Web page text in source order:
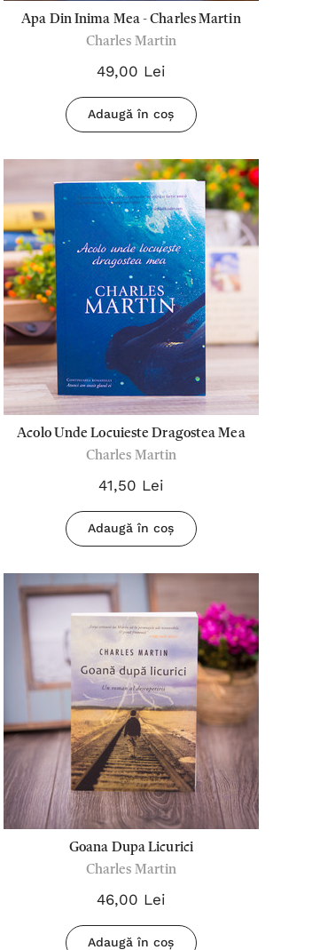
Apa Din Inima Mea - Charles Martin
Charles Martin
49,00 Lei
Adaugă în coș
Acolo Unde Locuieste Dragostea Mea
Charles Martin
41,50 Lei
Adaugă în coș
Goana Dupa Licurici
Charles Martin
46,00 Lei
Adaugă în coș